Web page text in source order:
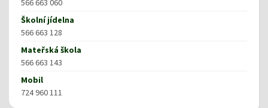
566 663 060
Školní jídelna
566 663 128
Mateřská škola
566 663 143
Mobil
724 960 111